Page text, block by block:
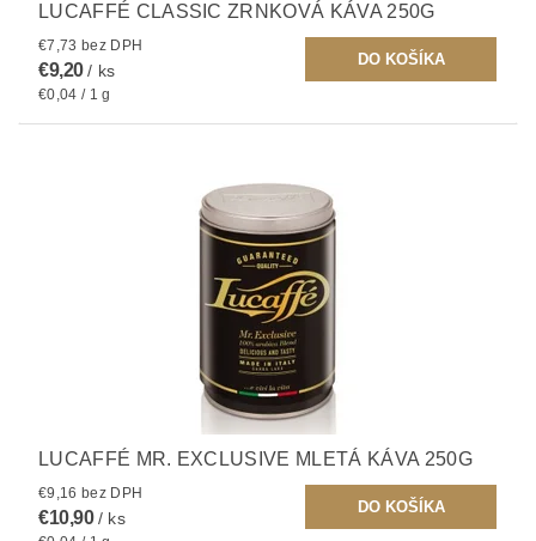
LUCAFFÉ CLASSIC ZRNKOVÁ KÁVA 250G
€7,73 bez DPH
€9,20/ ks
€0,04 / 1 g
LUCAFFÉ MR. EXCLUSIVE MLETÁ KÁVA 250G
€9,16 bez DPH
€10,90/ ks